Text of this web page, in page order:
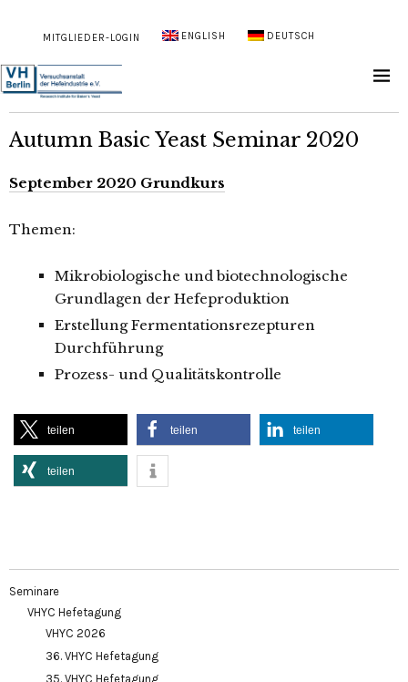
MITGLIEDER-LOGIN ENGLISH DEUTSCH
Autumn Basic Yeast Seminar 2020
September 2020 Grundkurs
Themen:
Mikrobiologische und biotechnologische
Grundlagen der Hefeproduktion
Erstellung Fermentationsrezepturen
Durchführung
Prozess- und Qualitätskontrolle
teilen teilen teilen
teilen
Seminare
VHYC Hefetagung
VHYC 2026
36. VHYC Hefetagung
35. VHYC Hefetagung